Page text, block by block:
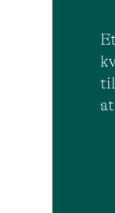
til